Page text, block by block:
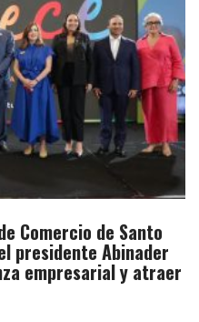
Comercio de Santo
presidente Abinader
empresarial y atraer